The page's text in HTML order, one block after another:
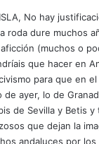
e
:
No hay
roda dure muchos
(muchos o
que hacer en
para que en
de ayer, lo de
de Sevilla y Betis
que dejan la
andaluces por